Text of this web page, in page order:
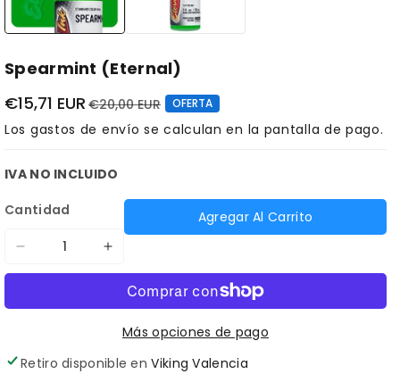
Spearmint (Eternal)
€15,71 EUR €20,00 EUR OFERTA
Los gastos de envío se calculan en la pantalla de pago.
IVA NO INCLUIDO
Cantidad
Reducir
para
(Eternal)
Aumentar
cantidad
para
Spearmint
(Eternal)
Agregar Al Carrito
Más opciones de pago
Retiro disponible enViking Valencia